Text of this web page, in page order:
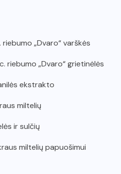
„Dvaro“ varškės
riebumo „Dvaro“ grietinėlės
ekstrakto
miltelių
ir sulčių
miltelių papuošimui